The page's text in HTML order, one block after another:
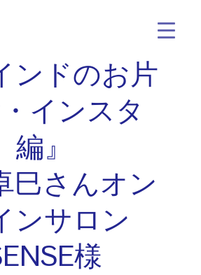
ンドのお片
インスタ
編』
巳さんオン
ンサロン
様